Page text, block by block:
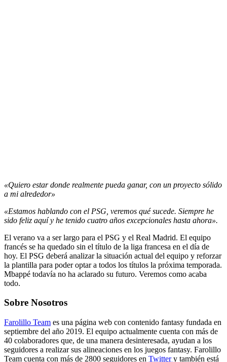
«Quiero estar donde realmente pueda ganar, con un proyecto sólido
a mi alrededor»
«Estamos hablando con el PSG, veremos qué sucede. Siempre he
sido feliz aquí y he tenido cuatro años excepcionales hasta ahora».
El verano va a ser largo para el PSG y el Real Madrid. El equipo
francés se ha quedado sin el título de la liga francesa en el día de
hoy. El PSG deberá analizar la situación actual del equipo y reforzar
la plantilla para poder optar a todos los títulos la próxima temporada.
Mbappé todavía no ha aclarado su futuro. Veremos como acaba
todo.
Sobre Nosotros
Farolillo Team es una página web con contenido fantasy fundada en
septiembre del año 2019. El equipo actualmente cuenta con más de
40 colaboradores que, de una manera desinteresada, ayudan a los
seguidores a realizar sus alineaciones en los juegos fantasy. Farolillo
Team cuenta con más de 2800 seguidores en Twittery también está